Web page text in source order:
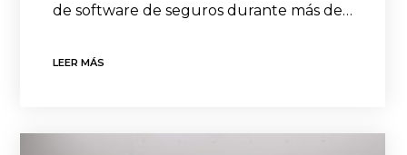
de software de seguros durante más de…
LEER MÁS